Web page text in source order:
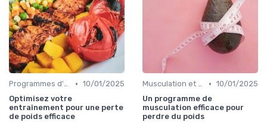
Programmes d'entraînement • 10/01/2025
Optimisez votre
entraînement pour une perte
de poids efficace
Musculation et tonification • 10/01/2025
Un programme de
musculation efficace pour
perdre du poids